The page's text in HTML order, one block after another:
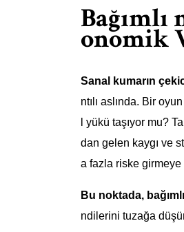
Bağımlı
onomik
Sanal kumarın
ntılı aslında. Bir
l yükü taşıyor mu?
dan gelen kaygı ve
a fazla riske
Bu noktada,
ndilerini tuzağa